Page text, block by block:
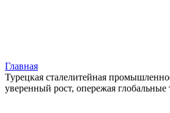
Главная
Турецкая сталелитейная
уверенный рост, опережая глобальные